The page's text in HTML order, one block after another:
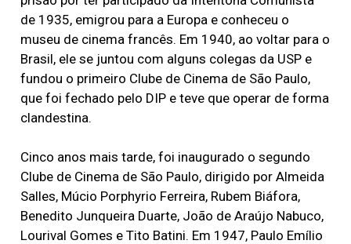
de 1935, emigrou para a Europa e conheceu o
museu de cinema francês. Em 1940, ao voltar para o
Brasil, ele se juntou com alguns colegas da USP e
fundou o primeiro Clube de Cinema de São Paulo,
que foi fechado pelo DIP e teve que operar de forma
clandestina.
Cinco anos mais tarde, foi inaugurado o segundo
Clube de Cinema de São Paulo, dirigido por Almeida
Salles, Múcio Porphyrio Ferreira, Rubem Biáfora,
Benedito Junqueira Duarte, João de Araújo Nabuco,
Lourival Gomes e Tito Batini. Em 1947, Paulo Emílio